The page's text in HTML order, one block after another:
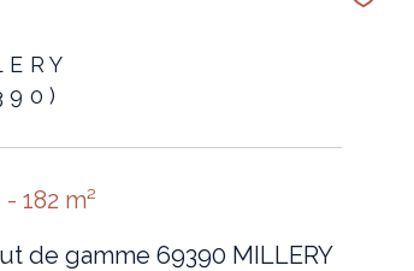
182 m²
de gamme 69390 MILLERY